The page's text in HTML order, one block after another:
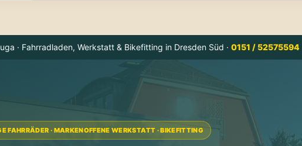
· Fahrradladen, Werkstatt & Bikefitting in Dresden Süd · 0151 / 52575594
FAHRRÄDER · MARKENOFFENE WERKSTATT · BIKEFITTING